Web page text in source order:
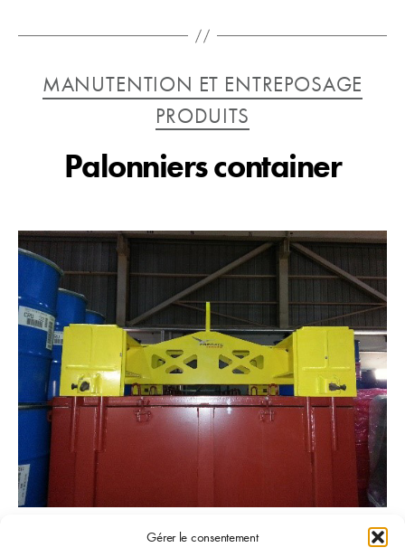
Gérer le consentement
Catégories
MANUTENTION ET ENTREPOSAGE
PRODUITS
Palonniers container